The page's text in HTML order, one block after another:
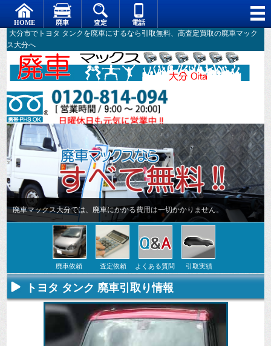
大分市でトヨタ タンクを廃車にするなら引取無料、高査定買取の廃車マック
ス大分へ
廃車マックス大分では、廃車にかかる費用は一切かかりません。
廃車依頼
不要になった
車の廃車手続
きを行いま
す。
査定依頼
専門スタッフ
がしっかりと
査定いたしま
す。
よくある質問
廃車全般に関
するよくある
質問
にお答えしま
す。
引取実績
た車や下取り
で買取った車
の実績デー
タ。
トヨタ タンク 廃車引取り情報